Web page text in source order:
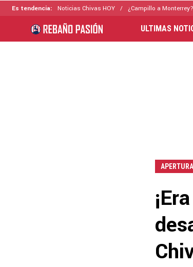
Es tendencia: Noticias Chivas HOY ¿Campillo a Monterrey?
ULTIMAS